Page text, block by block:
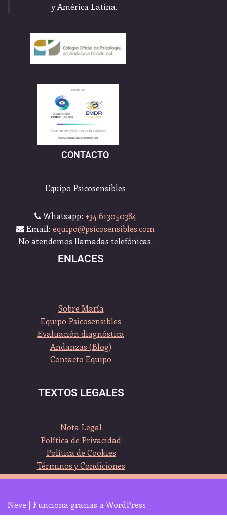
y América Latina.
CONTACTO
Equipo Psicosensibles
Whatsapp: +34 613050384
Email: equipo@psicosensibles.com
No atendemos llamadas telefónicas.
ENLACES
Sobre María
Equipo Psicosensibles
Evaluación diagnóstica
Andanzas (Blog)
Contacto Equipo
TEXTOS LEGALES
Nota Legal
Política de Privacidad
Política de Cookies
Términos y Condiciones
Neve | Funciona gracias a WordPress